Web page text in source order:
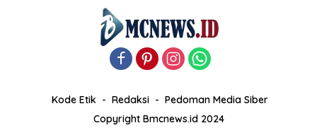
Kode Etik Redaksi
Pedoman Media Siber
Copyright Bmcnews.id 2024